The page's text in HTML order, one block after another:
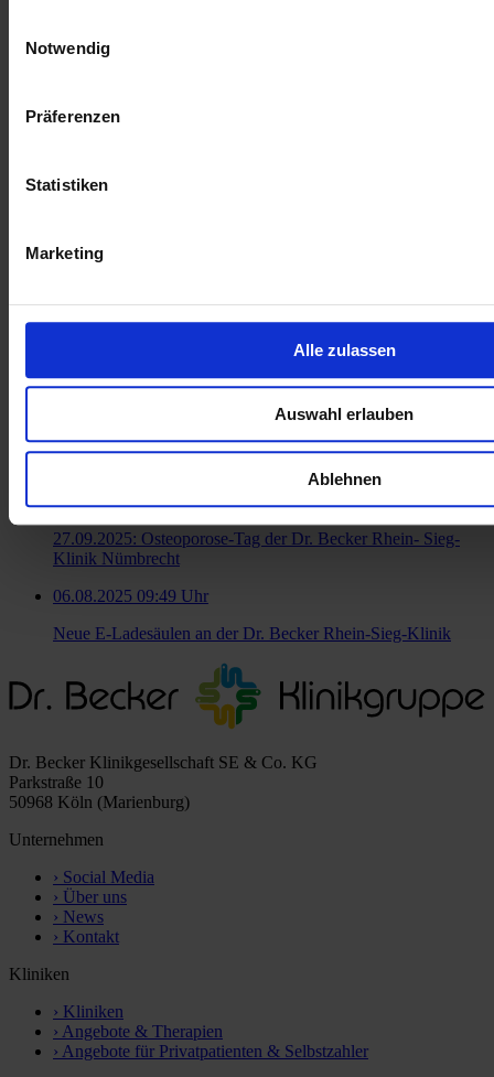
Notwendig
Präferenzen
Statistiken
Marketing
Alle zulassen
Auswahl erlauben
Ablehnen
Topfit auf dem Platz
07.08.2025 11:59 Uhr
27.09.2025: Osteoporose-Tag der Dr. Becker Rhein- Sieg-
Klinik Nümbrecht
06.08.2025 09:49 Uhr
Neue E-Ladesäulen an der Dr. Becker Rhein-Sieg-Klinik
Dr. Becker Klinikgesellschaft SE & Co. KG
Parkstraße 10
50968 Köln (Marienburg)
Unternehmen
› Social Media
› Über uns
› News
› Kontakt
Kliniken
› Kliniken
› Angebote & Therapien
› Angebote für Privatpatienten & Selbstzahler